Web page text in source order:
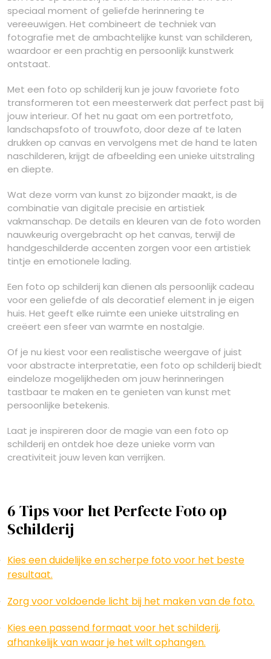
speciaal moment of geliefde herinnering te
vereeuwigen. Het combineert de techniek van
fotografie met de ambachtelijke kunst van schilderen,
waardoor er een prachtig en persoonlijk kunstwerk
ontstaat.
Met een foto op schilderij kun je jouw favoriete foto
transformeren tot een meesterwerk dat perfect past bij
jouw interieur. Of het nu gaat om een portretfoto,
landschapsfoto of trouwfoto, door deze af te laten
drukken op canvas en vervolgens met de hand te laten
naschilderen, krijgt de afbeelding een unieke uitstraling
en diepte.
Wat deze vorm van kunst zo bijzonder maakt, is de
combinatie van digitale precisie en artistiek
vakmanschap. De details en kleuren van de foto worden
nauwkeurig overgebracht op het canvas, terwijl de
handgeschilderde accenten zorgen voor een artistiek
tintje en emotionele lading.
Een foto op schilderij kan dienen als persoonlijk cadeau
voor een geliefde of als decoratief element in je eigen
huis. Het geeft elke ruimte een unieke uitstraling en
creëert een sfeer van warmte en nostalgie.
Of je nu kiest voor een realistische weergave of juist
voor abstracte interpretatie, een foto op schilderij biedt
eindeloze mogelijkheden om jouw herinneringen
tastbaar te maken en te genieten van kunst met
persoonlijke betekenis.
Laat je inspireren door de magie van een foto op
schilderij en ontdek hoe deze unieke vorm van
creativiteit jouw leven kan verrijken.
6 Tips voor het Perfecte Foto op
Schilderij
Kies een duidelijke en scherpe foto voor het beste
resultaat.
Zorg voor voldoende licht bij het maken van de foto.
Kies een passend formaat voor het schilderij,
afhankelijk van waar je het wilt ophangen.